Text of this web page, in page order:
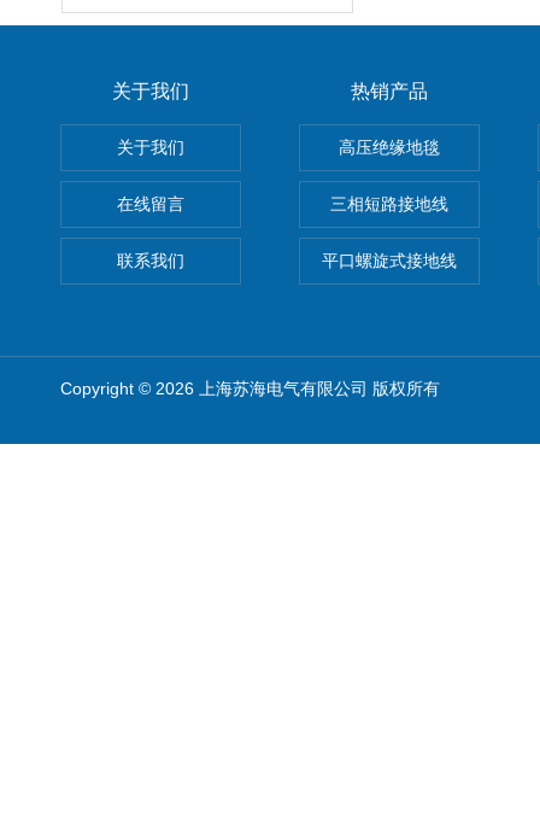
关于我们
关于我们
在线留言
联系我们
热销产品
高压绝缘地毯
三相短路接地线
平口螺旋式接地线
Copyright © 2026 上海苏海电气有限公司 版权所有